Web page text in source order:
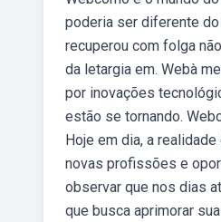
poderia ser diferente do
recuperou com folga
da letargia em. Webà
por inovações
estão se tornando.
Hoje em dia, a
novas profissões e
observar que nos dias
que busca aprimorar